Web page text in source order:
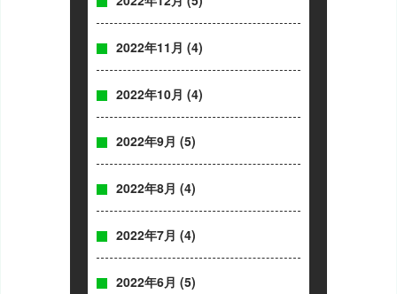
2022年11月 (4)
2022年10月 (4)
2022年9月 (5)
2022年8月 (4)
2022年7月 (4)
2022年6月 (5)